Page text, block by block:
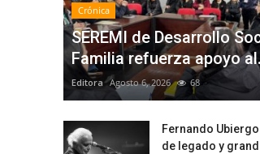
Crónica
SEREMI de Desarrollo
Familia refuerza apoyo
Editora Agosto 6, 2026 68
Fernando
de legado y